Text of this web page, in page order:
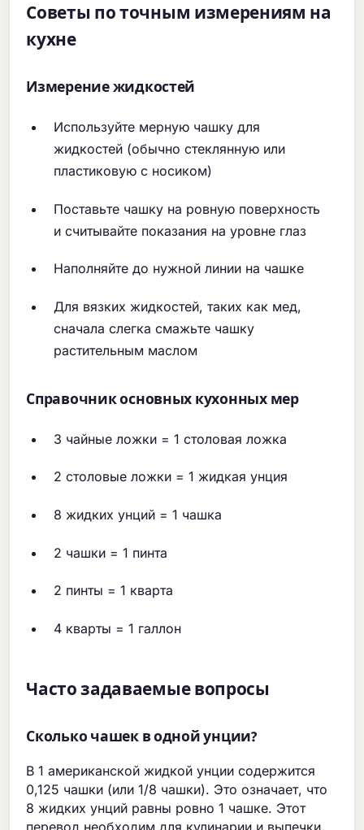
Советы по точным измерениям на
кухне
Измерение жидкостей
Используйте мерную чашку для
жидкостей (обычно стеклянную или
пластиковую с носиком)
Поставьте чашку на ровную поверхность
и считывайте показания на уровне глаз
Наполняйте до нужной линии на чашке
Для вязких жидкостей, таких как мед,
сначала слегка смажьте чашку
растительным маслом
Справочник основных кухонных мер
3 чайные ложки = 1 столовая ложка
2 столовые ложки = 1 жидкая унция
8 жидких унций = 1 чашка
2 чашки = 1 пинта
2 пинты = 1 кварта
4 кварты = 1 галлон
Часто задаваемые вопросы
Сколько чашек в одной унции?
В 1 американской жидкой унции содержится
0,125 чашки (или 1/8 чашки). Это означает, что
8 жидких унций равны ровно 1 чашке. Этот
перевод необходим для кулинарии и выпечки,